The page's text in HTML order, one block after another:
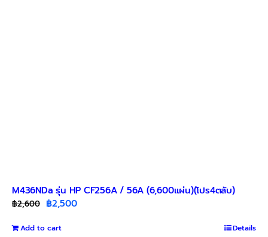
M436NDa รุ่น HP CF256A / 56A (6,600แผ่น)(โปร4ตลับ)
฿2,600 Original
was:
฿2,500Current
Add to cart Details